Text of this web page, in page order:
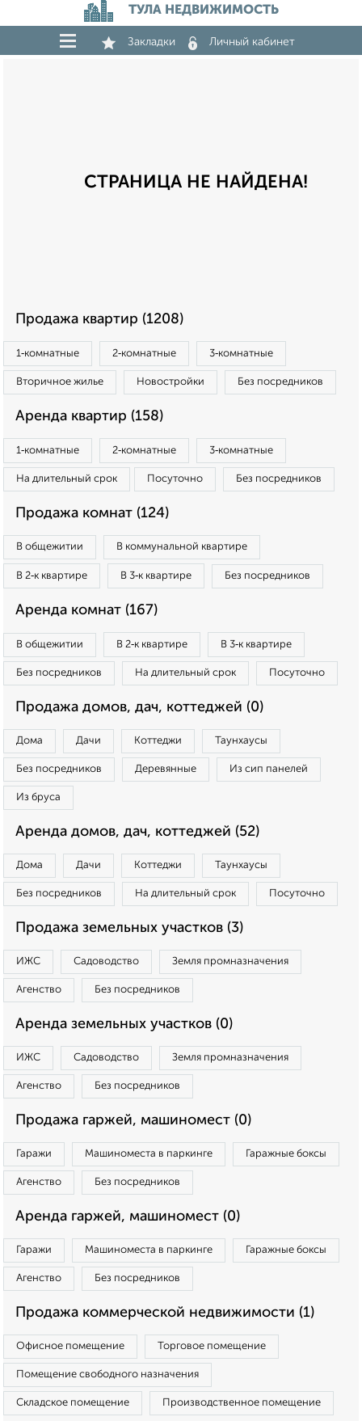
ТУЛА НЕДВИЖИМОСТЬ
Закладки Личный кабинет
СТРАНИЦА НЕ НАЙДЕНА!
Продажа квартир (1208)
1‑комнатные 2‑комнатные 3‑комнатные
Вторичное жилье Новостройки Без посредников
Аренда квартир (158)
1‑комнатные 2‑комнатные 3‑комнатные
На длительный срок Посуточно Без посредников
Продажа комнат (124)
В общежитии В коммунальной квартире
В 2‑к квартире В 3‑к квартире Без посредников
Аренда комнат (167)
В общежитии В 2‑к квартире В 3‑к квартире
Без посредников На длительный срок Посуточно
Продажа домов, дач, коттеджей (0)
Дома Дачи Коттеджи Таунхаусы
Без посредников Деревянные Из сип панелей
Из бруса
Аренда домов, дач, коттеджей (52)
Дома Дачи Коттеджи Таунхаусы
Без посредников На длительный срок Посуточно
Продажа земельных участков (3)
ИЖС Садоводство Земля промназначения
Агенство Без посредников
Аренда земельных участков (0)
ИЖС Садоводство Земля промназначения
Агенство Без посредников
Продажа гаржей, машиномест (0)
Гаражи Машиноместа в паркинге Гаражные боксы
Агенство Без посредников
Аренда гаржей, машиномест (0)
Гаражи Машиноместа в паркинге Гаражные боксы
Агенство Без посредников
Продажа коммерческой недвижимости (1)
Офисное помещение Торговое помещение
Помещение свободного назначения
Складское помещение Производственное помещение